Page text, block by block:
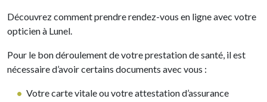
Découvrez comment prendre rendez-vous en ligne avec votre
opticien à Lunel.
Pour le bon déroulement de votre prestation de santé, il est
nécessaire d’avoir certains documents avec vous :
Votre carte vitale ou votre attestation d’assurance